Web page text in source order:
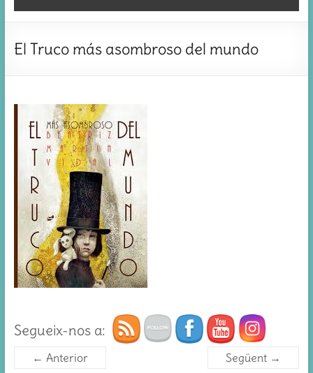
El Truco más asombroso del mundo
Segueix-nos a:
← Anterior Següent →